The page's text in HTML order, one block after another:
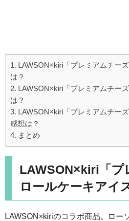
LAWSON×kiri「プレミアムチー
は？
LAWSON×kiri「プレミアムチー
は？
LAWSON×kiri「プレミアムチー
感想は？
まとめ
LAWSON×kiri「プ
ロールケーキアイ
LAWSON×kiriのコラボ商品。ロー